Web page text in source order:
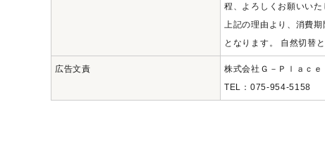
程、よろしくお願いい
上記の理由より、消費
となります。 自然切替
広告文責
株式会社Ｇ－Ｐｌａｃ
TEL：075-954-5158